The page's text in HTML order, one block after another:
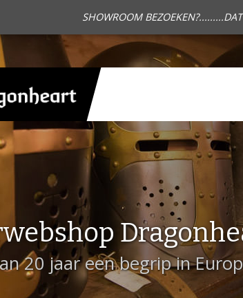
SHOWROOM
20 jaar een begrip in